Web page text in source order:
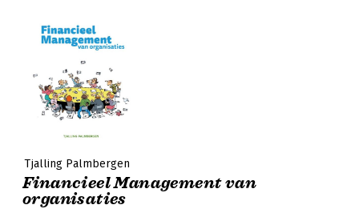
Tjalling Palmbergen
Financieel Management van
organisaties